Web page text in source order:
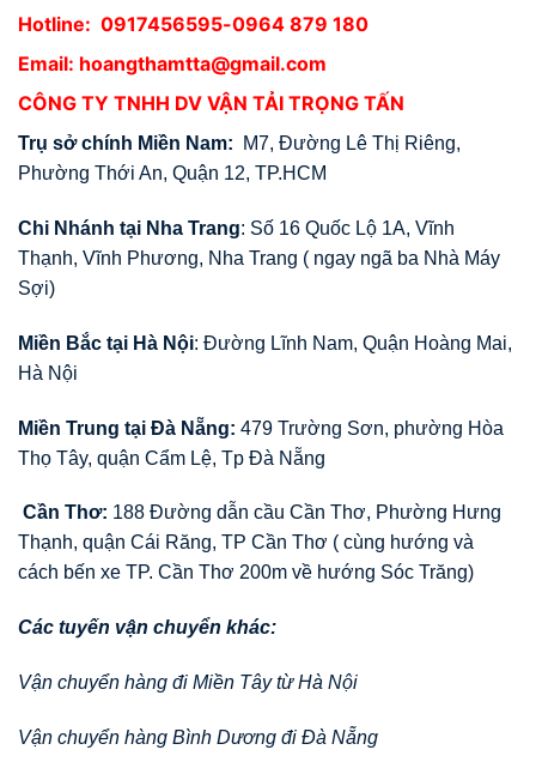
Hotline: 0917456595-0964 879 180
Email: hoangthamtta@gmail.com
CÔNG TY TNHH DV VẬN TẢI TRỌNG TẤN
Trụ sở chính Miền Nam:
M7, Đường Lê Thị Riêng,
Phường Thới An, Quận 12, TP.HCM
Chi Nhánh tại Nha Trang: Số 16 Quốc Lộ 1A, Vĩnh
Thạnh, Vĩnh Phương, Nha Trang ( ngay ngã ba Nhà Máy
Sợi)
Miền Bắc tại Hà Nội: Đường Lĩnh Nam, Quận Hoàng Mai,
Hà Nội
Miền Trung tại Đà Nẵng: 479 Trường Sơn, phường Hòa
Thọ Tây, quận Cẩm Lệ, Tp Đà Nẵng
Cần Thơ: 188 Đường dẫn cầu Cần Thơ, Phường Hưng
Thạnh, quận Cái Răng, TP Cần Thơ ( cùng hướng và
cách bến xe TP. Cần Thơ 200m về hướng Sóc Trăng)
Các tuyến vận chuyển khác:
Vận chuyển hàng đi Miền Tây từ Hà Nội
Vận chuyển hàng Bình Dương đi Đà Nẵng